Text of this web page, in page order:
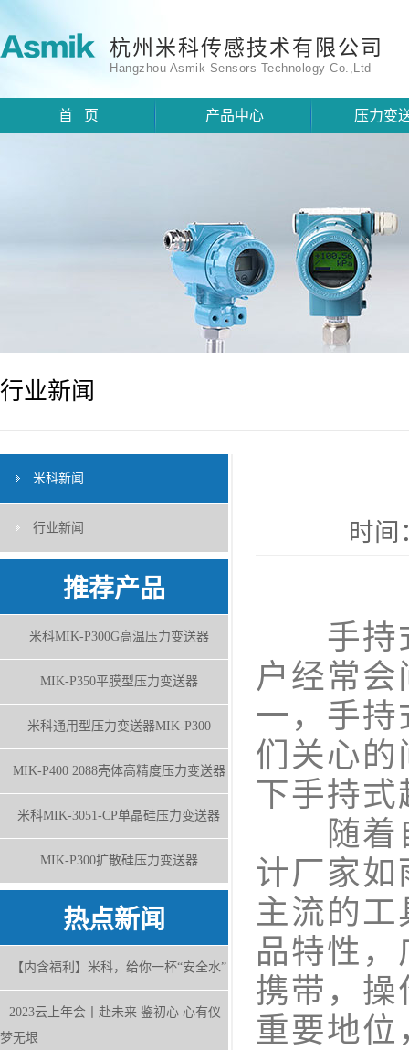
杭州米科传感技术有限公司
Hangzhou Asmik Sensors Technology Co.,Ltd
首 页 产品中心 压力变
行业新闻
米科新闻
行业新闻
推荐产品
米科MIK-P300G高温压力变送器
MIK-P350平膜型压力变送器
米科通用型压力变送器MIK-P300
MIK-P400 2088壳体高精度压力变送器
米科MIK-3051-CP单晶硅压力变送器
MIK-P300扩散硅压力变送器
热点新闻
【内含福利】米科，给你一杯“安全水”
2023云上年会丨赴未来 鉴初心 心有仪
梦无垠
时间
手持式
户经常
一，手持
们关心的
下手持
随着自
计厂家如
主流的
品特性
携带，操
重要地